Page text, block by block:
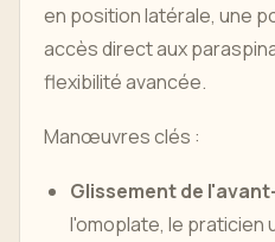
en position latérale, une
accès direct aux
flexibilité avancée.
Manœuvres clés :
Glissement de
l'omoplate, le praticien